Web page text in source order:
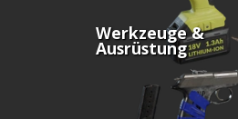
Werkzeuge &
Ausrüstung